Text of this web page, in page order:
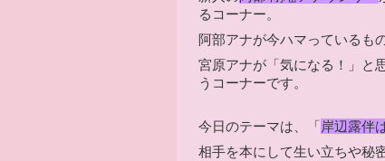
るコーナー。
阿部アナが今ハマっているも
宮原アナが「気になる！」と
うコーナーです。
今日のテーマは、 「岸辺露伴
相手を本にして生い立ちや秘